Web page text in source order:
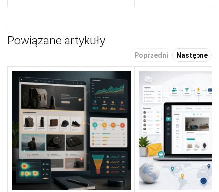
Powiązane artykuły
Poprzedni Następne